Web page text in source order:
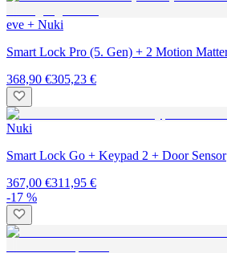
eve + Nuki
Smart Lock Pro (5. Gen) + 2 Motion
368,90 €305,23 €
Nuki
Smart Lock Go + Keypad 2 + Door Sensor
367,00 €311,95 €
-17 %